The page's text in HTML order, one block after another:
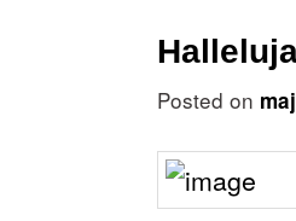
Posted on